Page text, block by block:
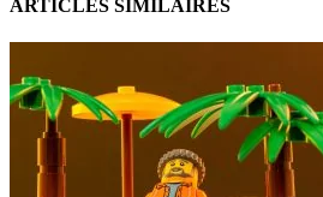
ARTICLES SIMILAIRES